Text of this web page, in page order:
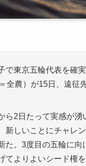
で東京五輪代表を確
全農）が15日、遠征
ら2日たって実感が湧
新しいことにチャレ
た。3度目の五輪に向
てよりよいシード権